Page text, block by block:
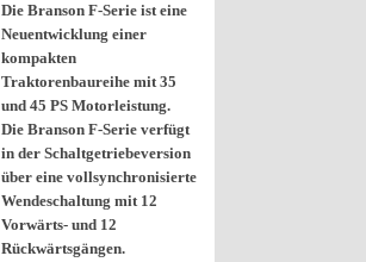
Die Branson F-Serie ist eine
Neuentwicklung einer
kompakten
Traktorenbaureihe mit 35
und 45 PS Motorleistung.
Die Branson F-Serie verfügt
in der Schaltgetriebeversion
über eine vollsynchronisierte
Wendeschaltung mit 12
Vorwärts- und 12
Rückwärtsgängen.